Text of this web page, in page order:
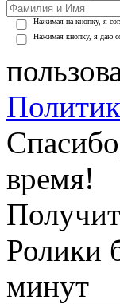
Нажимая на кнопку, я
Нажимая кнопку, я даю
время!
Ролики
минут